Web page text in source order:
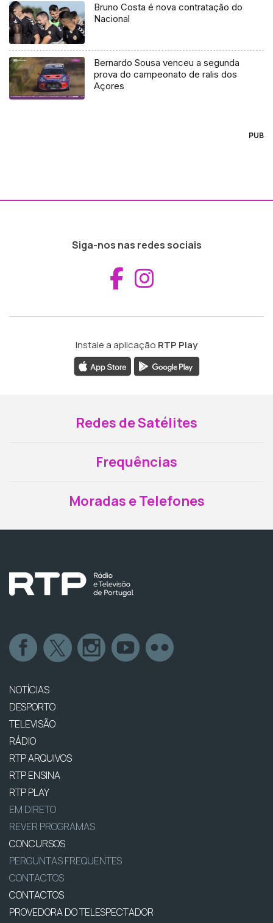
Bruno Costa é nova contratação do
Nacional
Bernardo Sousa venceu a segunda
prova do campeonato de ralis dos
Açores
PUB
Siga-nos nas redes sociais
Aceder ao
Instale a aplicação RTP Play
Redes de Satélites
Frequências
Moradas e Telefones
NOTÍCIAS
DESPORTO
TELEVISÃO
RÁDIO
RTP ARQUIVOS
RTP ENSINA
RTP PLAY
EM DIRETO
REVER PROGRAMAS
CONCURSOS
PERGUNTAS FREQUENTES
CONTACTOS
CONTACTOS
PROVEDORA DO TELESPECTADOR